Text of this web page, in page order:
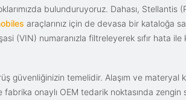
bulunduruyoruz. Dahası, Stellantis
araçlarınız için de devasa bir kataloğa
(VIN) numaranızla filtreleyerek sıfır hata ile
güvenliğinizin temelidir. Alaşım ve
fabrika onaylı OEM tedarik noktasında